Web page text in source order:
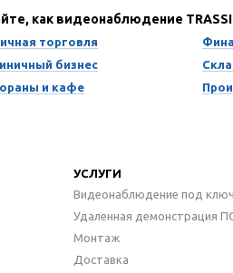
как видеонаблюдение
торговля
бизнес
и кафе
УСЛУГИ
Видеонаблюдение под ключ
Удаленная демонстрация
Монтаж
Доставка